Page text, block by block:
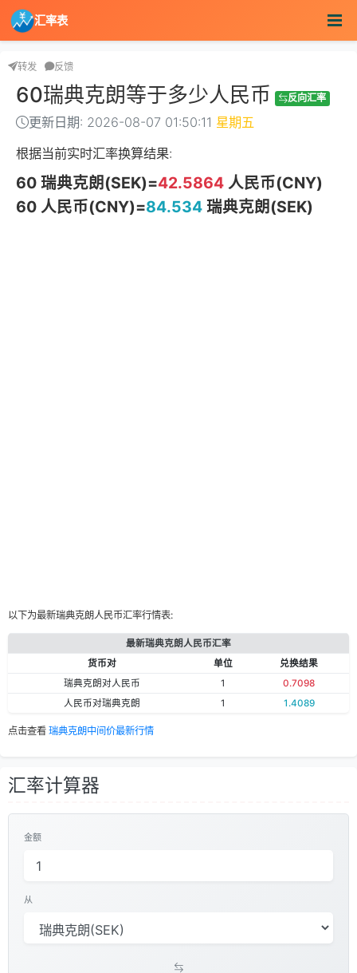
汇率表
转发 反馈
60瑞典克朗等于多少人民币 反向汇率
更新日期: 2026-08-07 01:50:11 星期五
根据当前实时汇率换算结果:
60 瑞典克朗(SEK)=42.5864人民币(CNY)
60 人民币(CNY)=84.534瑞典克朗(SEK)
以下为最新瑞典克朗人民币汇率行情表:
最新瑞典克朗人民币汇率
货币对
单位
兑换结果
瑞典克朗对人民币
1
0.7098
人民币对瑞典克朗
1 1.4089
点击查看 瑞典克朗中间价最新行情
汇率计算器
金额
从